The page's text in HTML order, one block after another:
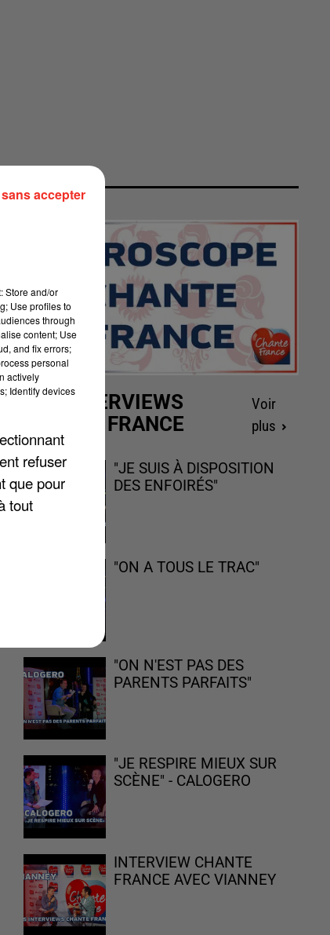
LES INTERVIEWS
CHANTE FRANCE
Voir
plus
"JE SUIS À DISPOSITION
DES ENFOIRÉS"
"ON A TOUS LE TRAC"
"ON N'EST PAS DES
PARENTS PARFAITS"
"JE RESPIRE MIEUX SUR
SCÈNE" - CALOGERO
INTERVIEW CHANTE
FRANCE AVEC VIANNEY
Store and/or
Use profiles to
through
content; Use
and fix errors;
personal
actively
Identify devices
refuser
que pour
tout
accepter